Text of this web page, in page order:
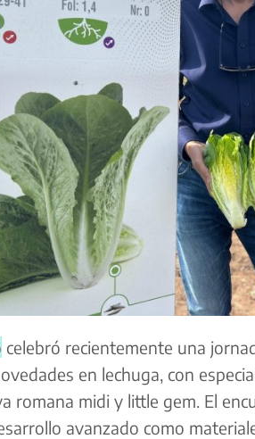
celebró recientemente una
en lechuga, con
romana midi y little gem. El
avanzado como